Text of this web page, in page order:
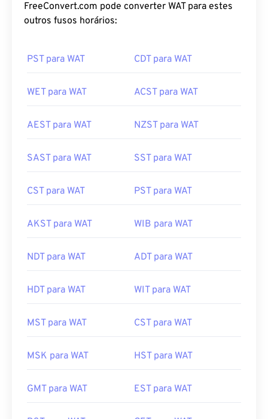
FreeConvert.com pode converter WAT para estes
outros fusos horários:
PST para WAT CDT para WAT
WET para WAT ACST para WAT
AEST para WAT NZST para WAT
SAST para WAT SST para WAT
CST para WAT PST para WAT
AKST para WAT WIB para WAT
NDT para WAT ADT para WAT
HDT para WAT WIT para WAT
MST para WAT CST para WAT
MSK para WAT HST para WAT
GMT para WAT EST para WAT